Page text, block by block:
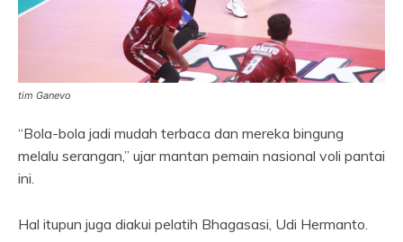
tim Ganevo
“Bola-bola jadi mudah terbaca dan mereka bingung
melalu serangan,” ujar mantan pemain nasional voli pantai
ini.
Hal itupun juga diakui pelatih Bhagasasi, Udi Hermanto.